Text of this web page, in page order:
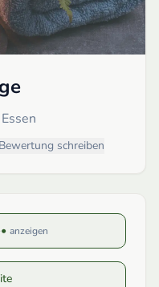
schreiben
anzeigen